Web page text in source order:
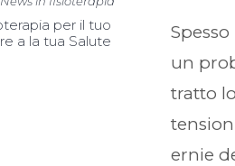
un
tratto
ernie